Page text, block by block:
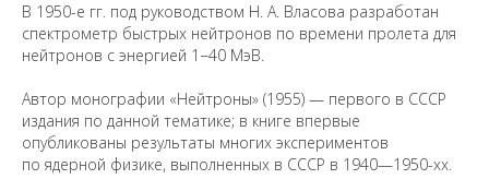
В 1950-е гг. под руководством Н. А. Власова разработан
спектрометр быстрых нейтронов по времени пролета для
нейтронов с энергией 1−40 МэВ.
Автор монографии «Нейтроны» (1955) — первого в СССР
издания по данной тематике; в книге впервые
опубликованы результаты многих экспериментов
по ядерной физике, выполненных в СССР в 1940—1950-хх.